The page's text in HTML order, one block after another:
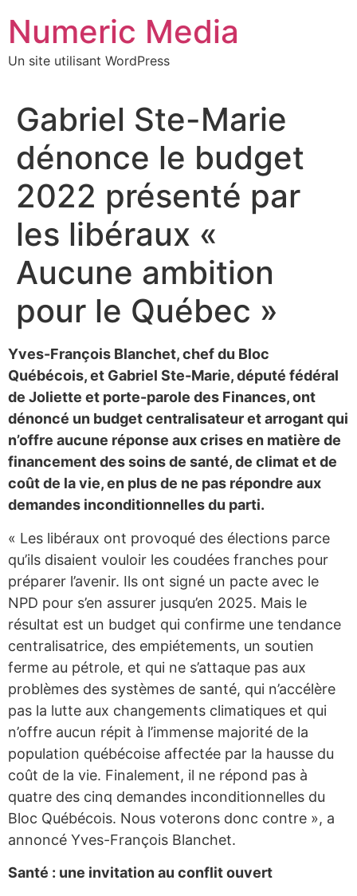
contenu
Numeric Media
Un site utilisant WordPress
Gabriel Ste-Marie
dénonce le budget
2022 présenté par
les libéraux «
Aucune ambition
pour le Québec »
Yves-François Blanchet, chef du Bloc
Québécois, et Gabriel Ste-Marie, député fédéral
de Joliette et porte-parole des Finances, ont
dénoncé un budget centralisateur et arrogant qui
n’offre aucune réponse aux crises en matière de
financement des soins de santé, de climat et de
coût de la vie, en plus de ne pas répondre aux
demandes inconditionnelles du parti.
« Les libéraux ont provoqué des élections parce
qu’ils disaient vouloir les coudées franches pour
préparer l’avenir. Ils ont signé un pacte avec le
NPD pour s’en assurer jusqu’en 2025. Mais le
résultat est un budget qui confirme une tendance
centralisatrice, des empiétements, un soutien
ferme au pétrole, et qui ne s’attaque pas aux
problèmes des systèmes de santé, qui n’accélère
pas la lutte aux changements climatiques et qui
n’offre aucun répit à l’immense majorité de la
population québécoise affectée par la hausse du
coût de la vie. Finalement, il ne répond pas à
quatre des cinq demandes inconditionnelles du
Bloc Québécois. Nous voterons donc contre », a
annoncé Yves-François Blanchet.
Santé : une invitation au conflit ouvert